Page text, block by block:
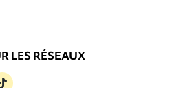
LES RÉSEAUX